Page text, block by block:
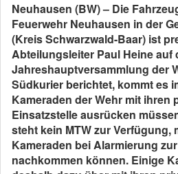
Neuhausen (BW) – Die
Feuerwehr Neuhausen in der
(Kreis Schwarzwald-Baar) ist
Abteilungsleiter Paul Heine auf
Jahreshauptversammlung der
Südkurier berichtet, kommt es
Kameraden der Wehr mit ihren
Einsatzstelle ausrücken
steht kein MTW zur Verfügung,
Kameraden bei Alarmierung
nachkommen können. Einige